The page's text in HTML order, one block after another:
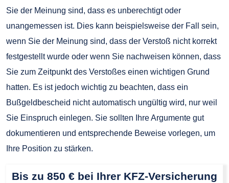
Sie der Meinung sind, dass es unberechtigt oder
unangemessen ist. Dies kann beispielsweise der Fall sein,
wenn Sie der Meinung sind, dass der Verstoß nicht korrekt
festgestellt wurde oder wenn Sie nachweisen können, dass
Sie zum Zeitpunkt des Verstoßes einen wichtigen Grund
hatten. Es ist jedoch wichtig zu beachten, dass ein
Bußgeldbescheid nicht automatisch ungültig wird, nur weil
Sie Einspruch einlegen. Sie sollten Ihre Argumente gut
dokumentieren und entsprechende Beweise vorlegen, um
Ihre Position zu stärken.
Bis zu 850 € bei Ihrer KFZ-Versicherung